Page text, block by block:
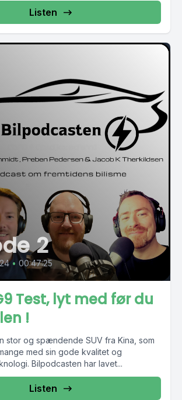
Listen
2
• 00:47:25
Test, lyt med før du
!
stor og spændende SUV fra Kina, som
med sin gode kvalitet og
Bilpodcasten har lavet...
Listen